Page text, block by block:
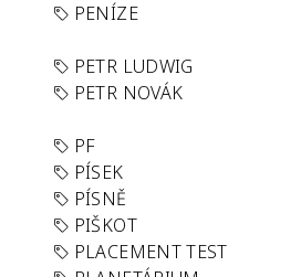
PENÍZE
PETR LUDWIG
PETR NOVÁK
PF
PÍSEK
PÍSNĚ
PIŠKOT
PLACEMENT TEST